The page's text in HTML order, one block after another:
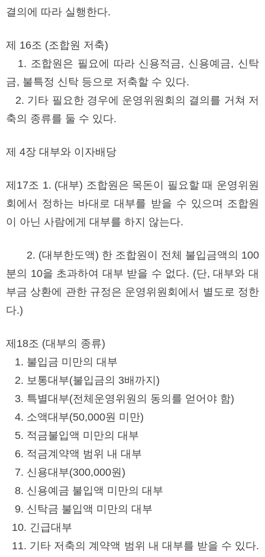
결의에 따라 실행한다.
제 16조 (조합원 저축)
1. 조합원은 필요에 따라 신용적금, 신용예금, 신탁
금, 불특정 신탁 등으로 저축할 수 있다.
2. 기타 필요한 경우에 운영위원회의 결의를 거쳐 저
축의 종류를 둘 수 있다.
제 4장 대부와 이자배당
제17조 1. (대부) 조합원은 목돈이 필요할 때 운영위원
회에서 정하는 바대로 대부를 받을 수 있으며 조합원
이 아닌 사람에게 대부를 하지 않는다.
2. (대부한도액) 한 조합원이 전체 불입금액의 100
분의 10을 초과하여 대부 받을 수 없다. (단, 대부와 대
부금 상환에 관한 규정은 운영위원회에서 별도로 정한
다.)
제18조 (대부의 종류)
1. 불입금 미만의 대부
2. 보통대부(불입금의 3배까지)
3. 특별대부(전체운영위원의 동의를 얻어야 함)
4. 소액대부(50,000원 미만)
5. 적금불입액 미만의 대부
6. 적금계약액 범위 내 대부
7. 신용대부(300,000원)
8. 신용예금 불입액 미만의 대부
9. 신탁금 불입액 미만의 대부
10. 긴급대부
11. 기타 저축의 계약액 범위 내 대부를 받을 수 있다.